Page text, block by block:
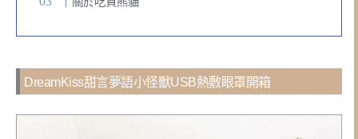
DreamKiss甜言夢語小怪獸USB熱敷眼罩開箱